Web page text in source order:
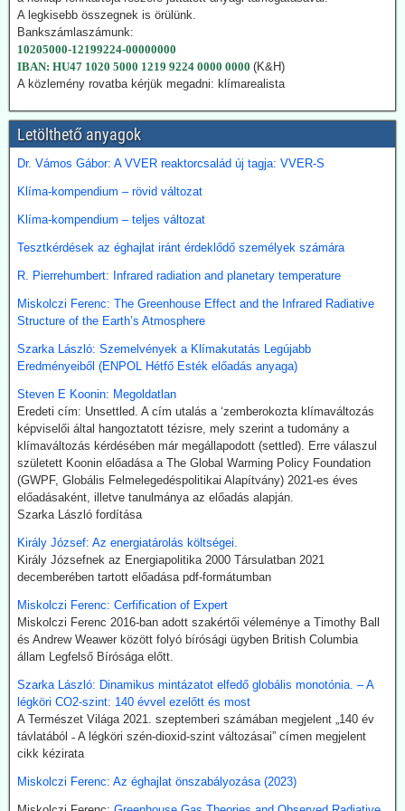
folyékony szénhidrogén-keveréket, azaz benzint kapunk. A folyamat
megfelelő irányításánál a végtermék kerozin. A hidrogént -
legalábbis indiai források szerint elektrolízissel kívánják előállítani.
Kommentárunk: Semmi kifogásunk nincs a zöld technológiák ellen.
Problémánk avval van, ha a zöldenergiagyártás súlyos állami, értsd
adófizetői szubvenciókból akar megélni - az idők végezetéig.
2026.07.21. Uncut-News: Ki hozta a köztudatba a
klíma-lezárásokat a kovid-lezárások mintájára?
Google és az egyéb MI által támogatott keresők szerint a
klímavészhelyzet miatti lezárások csupáncsak összeesküvés-
WHO megbízásából dolgozó közgazdász alkotta meg 2020
világ legnagyobb vállalatait összefogó World Business Council for
Sustainable Development. Az illető szerint a klímavészhelyzet
járműhasználat korlátozását, a fosszilis tüzelőanyagok
kitermelésének megszüntetését és további energiaügyi
intézkedéseket jelentenének.
Hogy erre (egyelőre legalább is) nem került sor, az az ún.
összeesküvés-elmélet terjesztőknek, azaz az információk
kompromisszum nélkül terjesztőinek köszönhető.
2026.07.21. The Sociable: Nemzetközi támogatás
a moduláris atomerőművek elterjesztésére
Az Egyesült Államok, Japán és Dél-Korea fel kívánják gyorsítani a
kis moduláris atomreaktorok bevezetését az Indiai-óceáni
térségben. Hivatalosan az „energiabiztonságról” és a „tiszta
technológiáról” van szó. Valójában azonban itt alakul ki a digitális
hatalmi struktúra következő szintje: a mesterséges intelligencia
adatközpontjai hatalmas mennyiségű áramot igényelnek – és a
politika most biztosítja ehhez a szükséges nukleáris infrastruktúrát.
2026.07.17. Blackout News: Tórium-reaktor a 3D
nyomtatóból?
Az Ampera nevű USA startup 2026. július elején bemutatta a 3D-
ezt a technológiát olyan piacokra pozícionálja, ahol a mesterséges
intelligencia (AI) adatközpontok, az ipar, a védelmi ágazat és a
hajózás megbízható, folyamatos teljesítményre szorulnak. A modul
egy reaktormagból és szilícium-karbidból készült nyomástartó
tartályból áll, de egyelőre még nem termel áramot. Ezért továbbra is
biztonsági tanúsítványok és a megbízható, folyamatos
üzemeltetés.
A legkisebb összegnek is örülünk.
Bankszámlaszámunk:
10205000-12199224-00000000
IBAN: HU47 1020 5000 1219 9224 0000 0000 (K&H)
A közlemény rovatba kérjük megadni: klímarealista
Letölthető anyagok
Dr. Vámos Gábor: A VVER reaktorcsalád új tagja: VVER-S
Klíma-kompendium – rövid változat
Klíma-kompendium – teljes változat
Tesztkérdések az éghajlat iránt érdeklődő személyek számára
R. Pierrehumbert: Infrared radiation and planetary temperature
Miskolczi Ferenc: The Greenhouse Effect and the Infrared Radiative
Structure of the Earth’s Atmosphere
Szarka László: Szemelvények a Klímakutatás Legújabb
Eredményeiből (ENPOL Hétfő Esték előadás anyaga)
Steven E Koonin: Megoldatlan
Eredeti cím: Unsettled. A cím utalás a ‘zemberokozta klímaváltozás
képviselői által hangoztatott tézisre, mely szerint a tudomány a
klímaváltozás kérdésében már megállapodott (settled). Erre válaszul
született Koonin előadása a The Global Warming Policy Foundation
(GWPF, Globális Felmelegedéspolitikai Alapítvány) 2021-es éves
előadásaként, illetve tanulmánya az előadás alapján.
Szarka László fordítása
Király József: Az energiatárolás költségei.
Király Józsefnek az Energiapolitika 2000 Társulatban 2021
decemberében tartott előadása pdf-formátumban
Miskolczi Ferenc: Cerfification of Expert
Miskolczi Ferenc 2016-ban adott szakértői véleménye a Timothy Ball
és Andrew Weawer között folyó bírósági ügyben British Columbia
állam Legfelső Bírósága előtt.
Szarka László: Dinamikus mintázatot elfedő globális monotónia. – A
légköri CO2-szint: 140 évvel ezelőtt és most
A Természet Világa 2021. szeptemberi számában megjelent „140 év
távlatából ˗ A légköri szén-dioxid-szint változásai” címen megjelent
cikk kézirata
Miskolczi Ferenc: Az éghajlat önszabályozása (2023)